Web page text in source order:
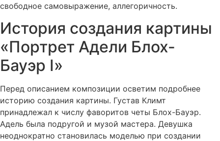
свободное самовыражение, аллегоричность.
История создания картины
«Портрет Адели Блох-
Бауэр I»
Перед описанием композиции осветим подробнее
историю создания картины. Густав Климт
принадлежал к числу фаворитов четы Блох-Бауэр.
Адель была подругой и музой мастера. Девушка
неоднократно становилась моделью при создании